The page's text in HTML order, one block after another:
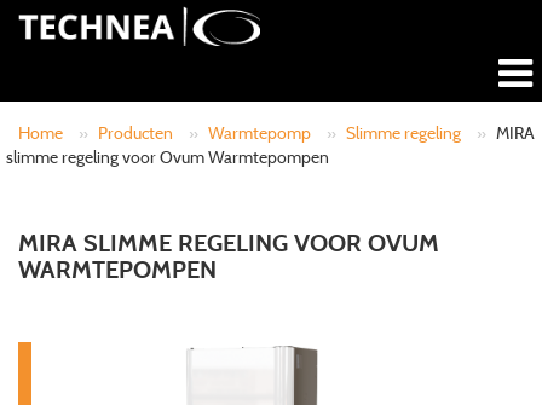
Home » Producten » Warmtepomp » Slimme regeling » MIRA
slimme regeling voor Ovum Warmtepompen
MIRA SLIMME REGELING VOOR OVUM
WARMTEPOMPEN